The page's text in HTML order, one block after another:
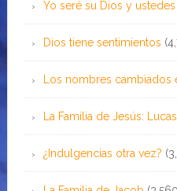
Yo seré su Dios y
Dios tiene sentimientos
Los nombres cambiados
La Familia de Jesús:
¿Indulgencias otra vez?